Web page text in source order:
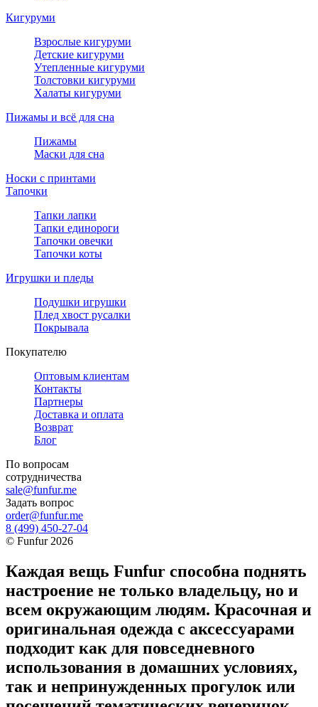
Кигуруми
Взрослые кигуруми
Детские кигуруми
Утепленные кигуруми
Толстовки кигуруми
Халаты кигуруми
Пижамы и всё для сна
Пижамы
Маски для сна
Носки с принтами
Тапочки
Тапки лапки
Тапки единороги
Тапочки овечки
Тапочки коты
Игрушки и пледы
Подушки игрушки
Плед хвост русалки
Покрывала
Покупателю
Оптовым клиентам
Контакты
Партнеры
Доставка и оплата
Возврат
Блог
По вопросам
сотрудничества
sale@funfur.me
Задать вопрос
order@funfur.me
8 (499) 450-27-04
© Funfur 2026
Каждая вещь Funfur способна поднять
настроение не только владельцу, но и
всем окружающим людям. Красочная и
оригинальная одежда с аксессуарами
подходит как для повседневного
использования в домашних условиях,
так и непринужденных прогулок или